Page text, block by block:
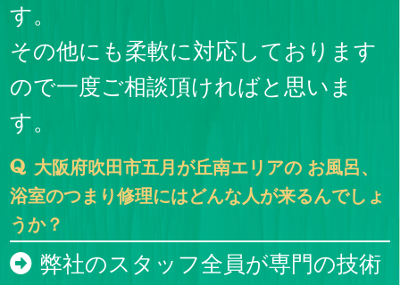
す。
その他にも柔軟に対応しております
ので一度ご相談頂ければと思いま
す。
大阪府吹田市五月が丘南エリアの お風呂、
浴室のつまり修理にはどんな人が来るんでしょ
うか？
弊社のスタッフ全員が専門の技術